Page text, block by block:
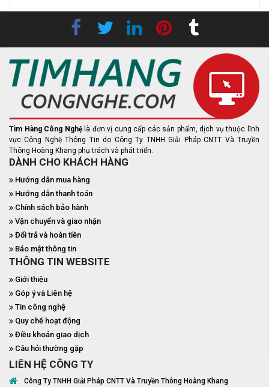
Tìm Hàng Công Nghệ là đơn vị cung cấp các sản phẩm, dịch vụ thuộc lĩnh
vực Công Nghệ Thông Tin do Công Ty TNHH Giải Pháp CNTT Và Truyền
Thông Hoàng Khang phụ trách và phát triển.
DÀNH CHO KHÁCH HÀNG
Hướng dẫn mua hàng
Hướng dẫn thanh toán
Chính sách bảo hành
Vận chuyển và giao nhận
Đổi trả và hoàn tiền
Bảo mật thông tin
THÔNG TIN WEBSITE
Giới thiệu
Góp ý và Liên hệ
Tin công nghệ
Quy chế hoạt động
Điều khoản giao dịch
Câu hỏi thường gặp
LIÊN HỆ CÔNG TY
Công Ty TNHH Giải Pháp CNTT Và Truyền Thông Hoàng Khang